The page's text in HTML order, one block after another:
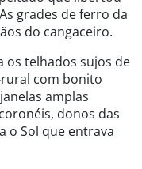
grades de ferro da
do cangaceiro.
os telhados sujos de
com bonito
amplas
donos das
o Sol que entrava